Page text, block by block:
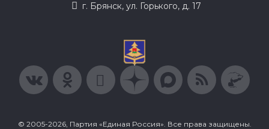
г. Брянск, ул. Горького, д. 17
© 2005-2026, Партия «Единая Россия». Все права защищены.